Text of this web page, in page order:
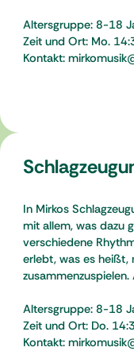
Altersgruppe: 8-18
Zeit und Ort: Mo.
Kontakt:
In Mirkos
mit allem, was dazu
verschiedene
erlebt, was es heißt,
Altersgruppe: 8-18
Zeit und Ort: Do.
Kontakt: